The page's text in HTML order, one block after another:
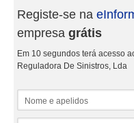
Registe-se na
empresa grátis
Em 10 segundos terá acesso
Reguladora De Sinistros, Lda